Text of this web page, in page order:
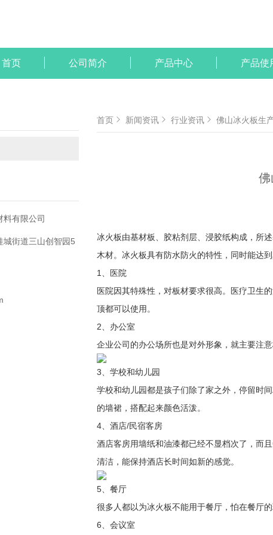
首页 公司简介 产品中心 产品使
料有限公司
城街道三山创智园5
首页 新闻资讯 行业资讯 佛山冰火板生
佛
冰火板由基材板、胶粘剂层、浸胶纸构成，所
木材。冰火板具有防水防火的特性，同时能达到
1、医院
医院因其特殊性，对板材要求很高。医疗卫生
顶都可以使用。
2、办公室
企业公司的办公场所也是对外形象，就主要注
3、学校和幼儿园
学校和幼儿园都是孩子们除了家之外，停留时
的墙裙，搭配起来颜色活泼。
4、酒店/民宿客房
酒店客房用墙纸和油漆都已经不显档次了，而
清洁，能保持酒店长时间如新的感觉。
5、餐厅
很多人都以为冰火板不能用于餐厅，怕在餐厅
6、会议室